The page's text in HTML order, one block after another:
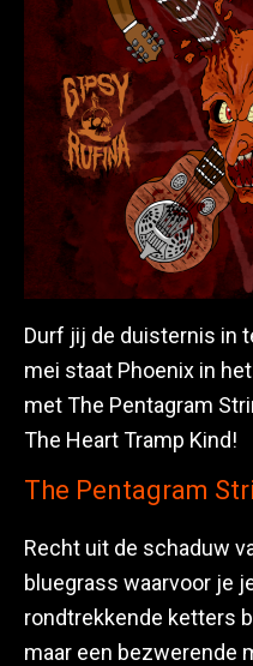
Durf jij de duisternis in
mei staat Phoenix in
met The Pentagram
The Heart Tramp Kind!
The Pentagram
Recht uit de schaduw
bluegrass waarvoor je
rondtrekkende ketters
maar een bezwerende